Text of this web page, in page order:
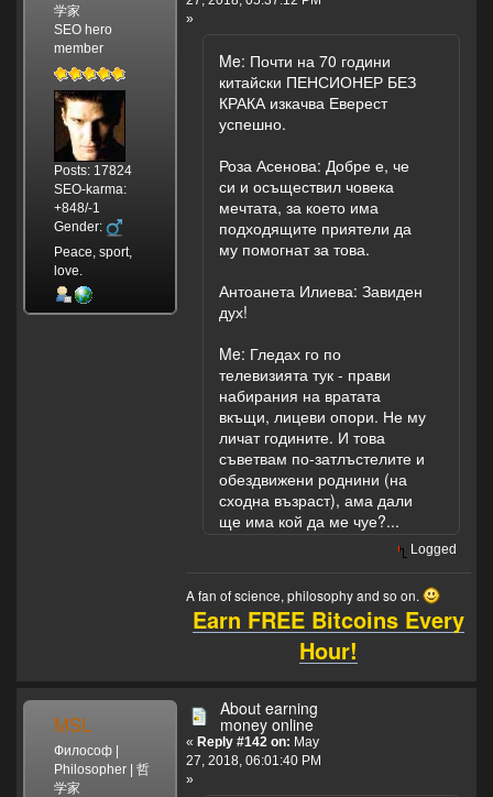
学家
SEO hero
member
Posts: 17824
SEO-karma:
+848/-1
Gender:
Peace, sport,
love.
»
Me: Почти на 70 години
китайски ПЕНСИОНЕР БЕЗ
КРАКА изкачва Еверест
успешно.
Роза Асенова: Добре е, че
си и осъществил човека
мечтата, за което има
подходящите приятели да
му помогнат за това.
Антоанета Илиева: Завиден
дух!
Me: Гледах го по
телевизията тук - прави
набирания на вратата
вкъщи, лицеви опори. Не му
личат годините. И това
съветвам по-затлъстелите и
обездвижени роднини (на
сходна възраст), ама дали
ще има кой да ме чуе?...
Logged
A fan of science, philosophy and so on.
Earn FREE Bitcoins Every
Hour!
MSL
Философ |
Philosopher | 哲
学家
About earning
money online
« Reply #142 on: May
27, 2018, 06:01:40 PM
»